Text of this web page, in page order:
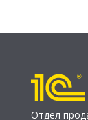
Отдел